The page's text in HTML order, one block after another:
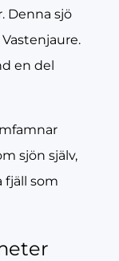
Denna sjö
en del
sjön själv,
fjäll som